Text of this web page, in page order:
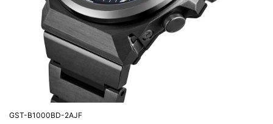
GST-B1000BD-2AJF